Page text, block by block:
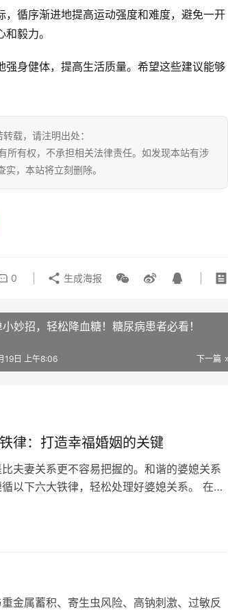
循序渐进地提高运动强度和难度，避免一开
毅力。
身健体，提高生活质量。希望这些建议能够
载，请注明出处：
有权，不承担相关法律责任。如发现本站有涉
，本站将立刻删除。
0 生成海报
妙招，轻松降血糖！糖尿病患者必看！
下一篇
19日 上午8:06
律：打造幸福婚姻的关键
夫妻关系更不容易把握的。和谐的婆媳关系
以下六大铁律，轻松处理好婆媳关系。 在现
金属蓄积、寄生虫风险、高钠刺激、过敏反